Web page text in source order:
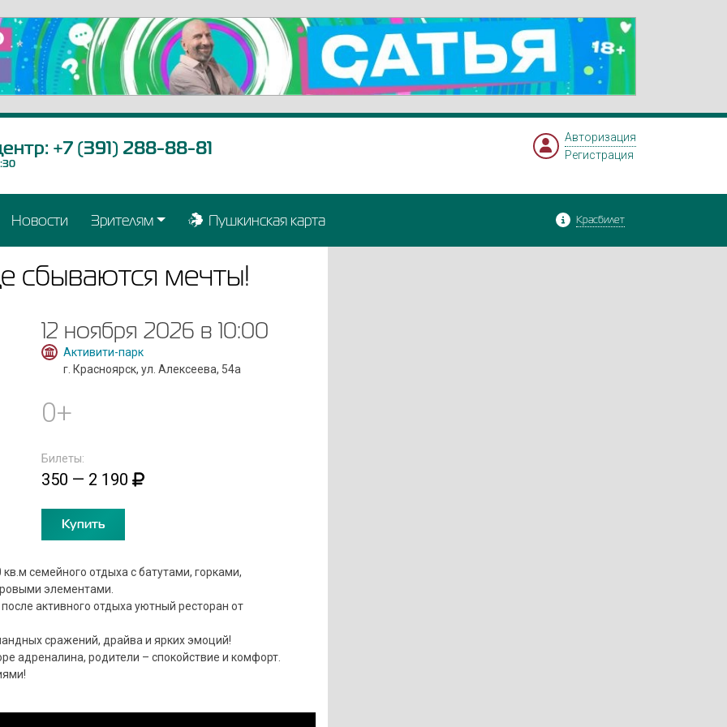
+7 (391) 288-88-81
Авторизация
Регистрация
Новости Зрителям Пушкинская карта Красбилет
сбываются мечты!
12 ноября 2026 в 10:00
Активити-парк
г. Красноярск, ул. Алексеева, 54а
0+
Билеты:
350 — 2 190
Купить
семейного отдыха с батутами, горками,
элементами.
активного отдыха уютный ресторан от
сражений, драйва и ярких эмоций!
адреналина, родители – спокойствие и комфорт.